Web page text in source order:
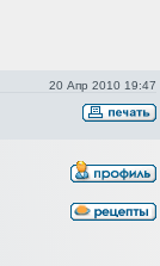
20 Апр 2010 19:47